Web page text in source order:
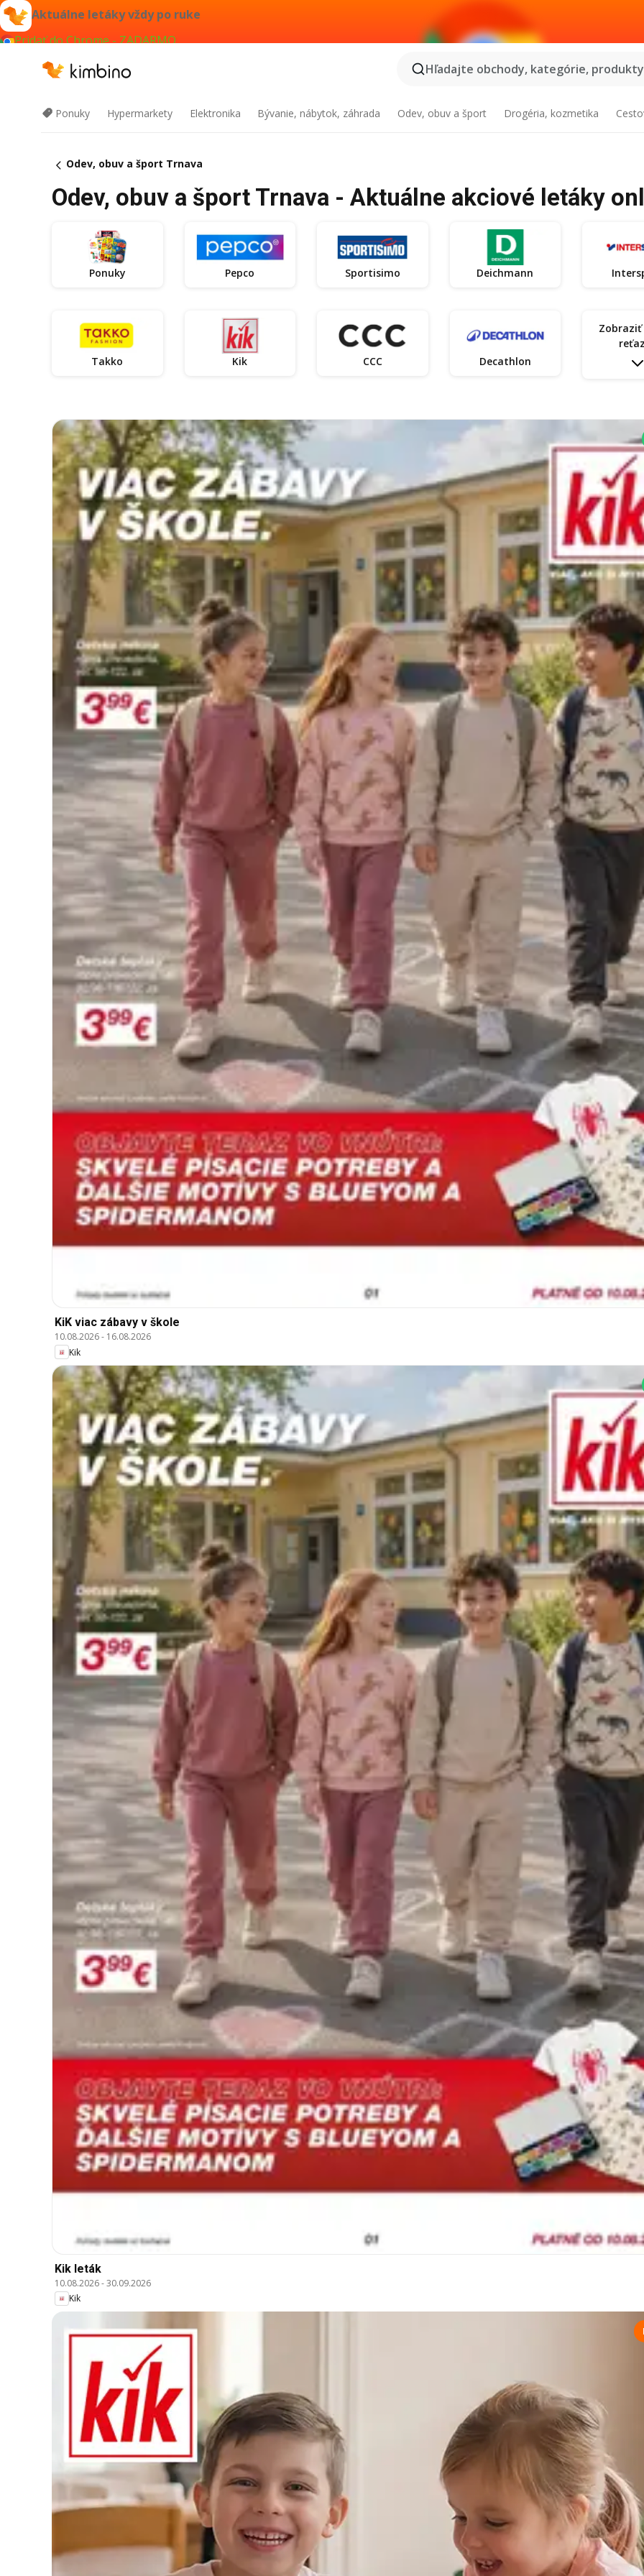
Aktuálne letáky vždy po ruke
Pridať do Chrome - ZADARMO
Hľadajte obchody, kategórie,
Ponuky Hypermarkety Elektronika Bývanie, nábytok, záhrada Odev, obuv a šport Drogéria, kozmetika
Odev, obuv a šport Trnava
Odev, obuv a šport Trnava - Aktuálne akciové letáky
Ponuky Pepco Sportisimo Deichmann
Takko Kik CCC Decathlon
Zobraziť
KiK viac zábavy v škole
10.08.2026- 16.08.2026
Kik
Kik leták
10.08.2026-30.09.2026
Kik